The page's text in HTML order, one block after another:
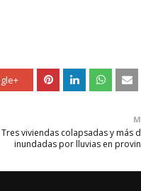
Tres viviendas colapsadas y más
inundadas por lluvias en